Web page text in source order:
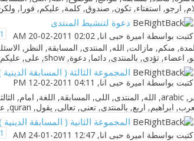
دعوة لتنشيط المنتدى
كتبت بواسطة اميرة حبى انا‏, 20-02-2011 02:02 AM
1
المجموعة الثالثة ( المسابقة الدينية
كتبت بواسطة اميرة حبى انا‏, 12-02-2011 04:11 PM
المجموعة الثانية ( المسابقة الدينية
كتبت بواسطة اميرة حبى انا‏, 24-01-2011 12:47 AM
1